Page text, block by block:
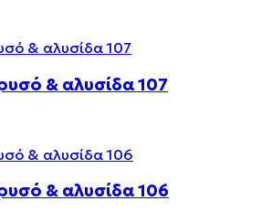
& αλυσίδα 107
& αλυσίδα 106